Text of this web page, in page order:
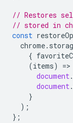
// Restores
// stored in
const
chrome.
{
(items) =>
document.
document.
}
);
};